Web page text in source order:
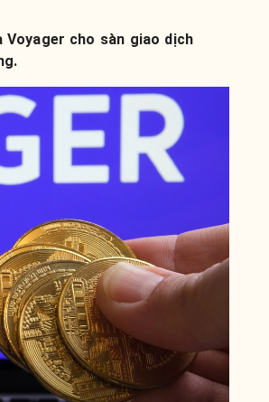
Voyager cho sàn giao dịch